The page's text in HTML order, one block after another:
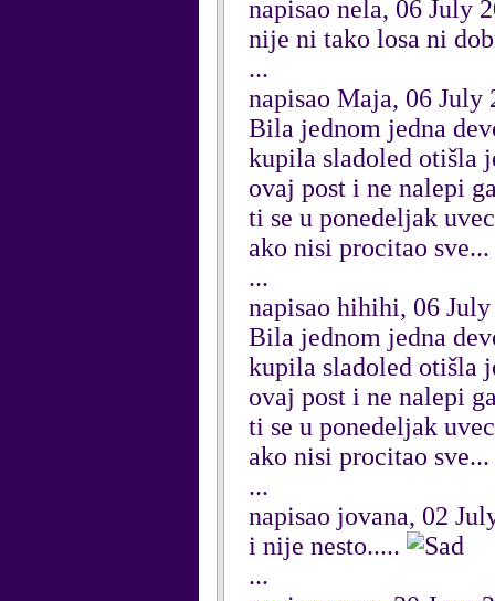
napisao nela, 06 July
nije ni tako losa ni
...
napisao Maja, 06 July
Bila jednom jedna
kupila sladoled otišla
ovaj post i ne nalepi
ti se u ponedeljak
ako nisi procitao
...
napisao hihihi, 06 July
Bila jednom jedna
kupila sladoled otišla
ovaj post i ne nalepi
ti se u ponedeljak
ako nisi procitao
...
napisao jovana, 02
i nije nesto.....
...